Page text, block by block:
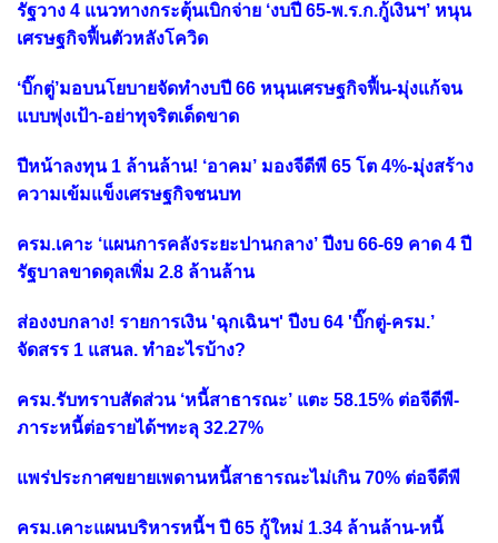
รัฐวาง 4 แนวทางกระตุ้นเบิกจ่าย ‘งบปี 65-พ.ร.ก.กู้เงินฯ’ หนุน
เศรษฐกิจฟื้นตัวหลังโควิด
‘บิ๊กตู่’มอบนโยบายจัดทำงบปี 66 หนุนเศรษฐกิจฟื้น-มุ่งแก้จน
แบบพุ่งเป้า-อย่าทุจริตเด็ดขาด
ปีหน้าลงทุน 1 ล้านล้าน! ‘อาคม’ มองจีดีพี 65 โต 4%-มุ่งสร้าง
ความเข้มแข็งเศรษฐกิจชนบท
ครม.เคาะ ‘แผนการคลังระยะปานกลาง’ ปีงบ 66-69 คาด 4 ปี
รัฐบาลขาดดุลเพิ่ม 2.8 ล้านล้าน
ส่องงบกลาง! รายการเงิน 'ฉุกเฉินฯ' ปีงบ 64 'บิ๊กตู่-ครม.’
จัดสรร 1 แสนล. ทำอะไรบ้าง?
ครม.รับทราบสัดส่วน ‘หนี้สาธารณะ’ แตะ 58.15% ต่อจีดีพี-
ภาระหนี้ต่อรายได้ฯทะลุ 32.27%
แพร่ประกาศขยายเพดานหนี้สาธารณะไม่เกิน 70% ต่อจีดีพี
ครม.เคาะแผนบริหารหนี้ฯ ปี 65 กู้ใหม่ 1.34 ล้านล้าน-หนี้